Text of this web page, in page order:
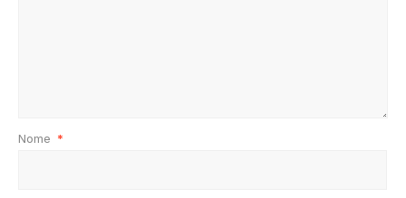
Nome *